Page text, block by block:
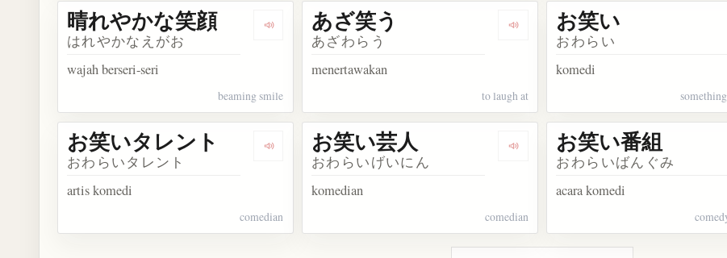
Dengarkan kosakata 晴れやかな笑顔
晴れやかな笑顔
はれやかなえがお
wajah berseri-seri
beaming smile
Dengarkan kosakata あざ笑う
あざ笑う
あざわらう
menertawakan
to laugh at
お笑い
おわらい
komedi
Dengarkan kosakata お笑いタレント
お笑いタレント
おわらいタレント
artis komedi
comedian
Dengarkan kosakata お笑い芸人
お笑い芸人
おわらいげいにん
komedian
comedian
お笑い番組
おわらいばんぐみ
acara komedi